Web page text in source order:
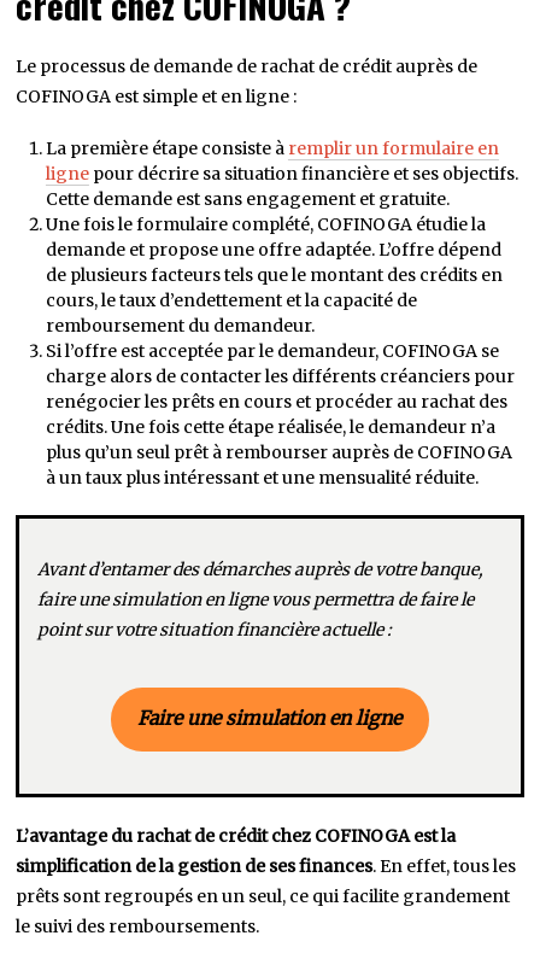
Le processus de demande de rachat de crédit auprès de
COFINOGA est simple et en ligne :
La première étape consiste à remplir un formulaire en
lignepour décrire sa situation financière et ses objectifs.
Cette demande est sans engagement et gratuite.
Une fois le formulaire complété, COFINOGA étudie la
demande et propose une offre adaptée. L’offre dépend
de plusieurs facteurs tels que le montant des crédits en
cours, le taux d’endettement et la capacité de
remboursement du demandeur.
Si l’offre est acceptée par le demandeur, COFINOGA se
charge alors de contacter les différents créanciers pour
renégocier les prêts en cours et procéder au rachat des
crédits. Une fois cette étape réalisée, le demandeur n’a
plus qu’un seul prêt à rembourser auprès de COFINOGA
à un taux plus intéressant et une mensualité réduite.
Avant d’entamer des démarches auprès de votre banque,
faire une simulation en ligne vous permettra de faire le
point sur votre situation financière actuelle :
Faire une simulation en ligne
L’avantage du rachat de crédit chez COFINOGA est la
simplification de la gestion de ses finances. En effet, tous les
prêts sont regroupés en un seul, ce qui facilite grandement
le suivi des remboursements.